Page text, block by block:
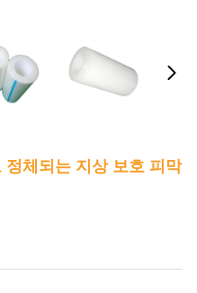
체되는 지상 보호 피막